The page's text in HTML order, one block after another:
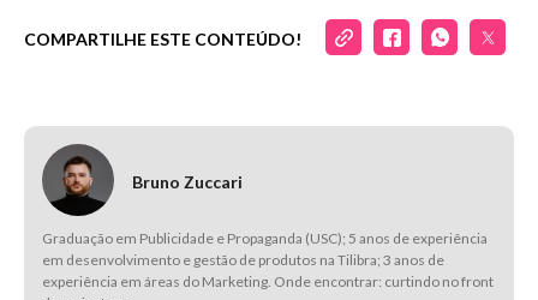
COMPARTILHE ESTE CONTEÚDO!
Bruno Zuccari
Graduação em Publicidade e Propaganda (USC); 5 anos de experiência
em desenvolvimento e gestão de produtos na Tilibra; 3 anos de
experiência em áreas do Marketing. Onde encontrar: curtindo no front